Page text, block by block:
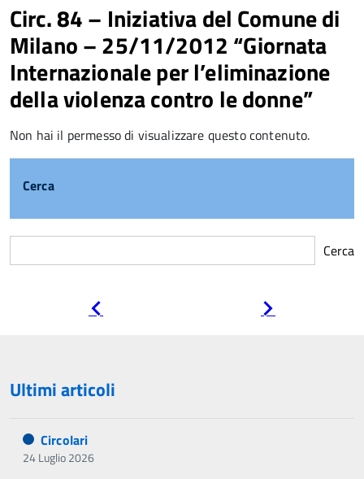
Circ. 84 – Iniziativa del Comune di
Milano – 25/11/2012 “Giornata
Internazionale per l’eliminazione
della violenza contro le donne”
Non hai il permesso di visualizzare questo contenuto.
Cerca
Cerca
Ultimi articoli
Circolari
24 Luglio 2026